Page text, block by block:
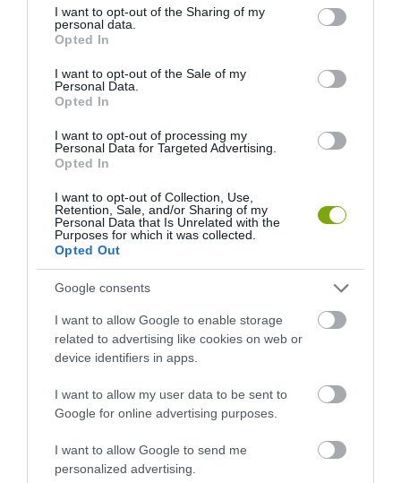
not limited to your visit or usage behaviour. You may click to
grant or deny consent to Google and its third-party tags to
use your data for below specified purposes in below Google
consent section.
I want to opt-out of the Sharing of my
personal data.
Opted In
I want to opt-out of the Sale of my
Personal Data.
Opted In
I want to opt-out of processing my
Personal Data for Targeted Advertising.
Opted In
I want to opt-out of Collection, Use,
Retention, Sale, and/or Sharing of my
Personal Data that Is Unrelated with the
Purposes for which it was collected.
Opted Out
Google consents
I want to allow Google to enable storage
related to advertising like cookies on web or
device identifiers in apps.
I want to allow my user data to be sent to
Google for online advertising purposes.
I want to allow Google to send me
personalized advertising.
KÖVETKEZŐ CIKK
LÓTUSZ NAPOK SZEGEDEN: 2017. AUGUSZTUS 5-6.